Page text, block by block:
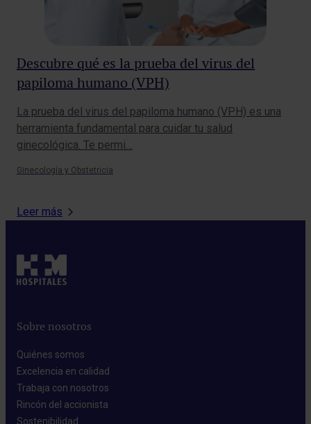
Descubre qué es la prueba del virus del
papiloma humano (VPH)
La prueba del virus del papiloma humano (VPH) es una
herramienta fundamental para cuidar tu salud
ginecológica. Te permi…
Ginecología y Obstetricia
Leer más
Sobre nosotros
Quiénes somos​
Excelencia en calidad​
Trabaja con nosotros​
Rincón del accionista​
Sostenibilidad​